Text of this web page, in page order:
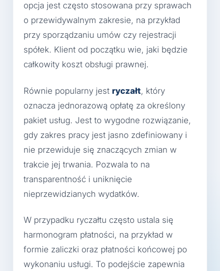
opcja jest często stosowana przy sprawach
o przewidywalnym zakresie, na przykład
przy sporządzaniu umów czy rejestracji
spółek. Klient od początku wie, jaki będzie
całkowity koszt obsługi prawnej.
Równie popularny jest ryczałt, który
oznacza jednorazową opłatę za określony
pakiet usług. Jest to wygodne rozwiązanie,
gdy zakres pracy jest jasno zdefiniowany i
nie przewiduje się znaczących zmian w
trakcie jej trwania. Pozwala to na
transparentność i uniknięcie
nieprzewidzianych wydatków.
W przypadku ryczałtu często ustala się
harmonogram płatności, na przykład w
formie zaliczki oraz płatności końcowej po
wykonaniu usługi. To podejście zapewnia